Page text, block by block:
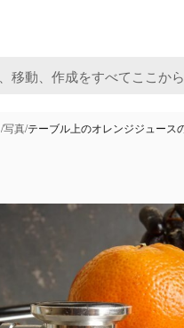
/写真/テーブル上のオレンジジュース